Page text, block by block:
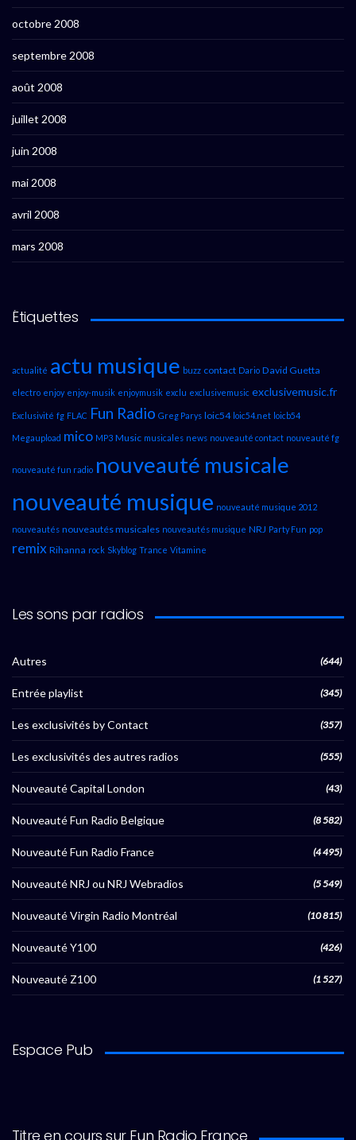
octobre 2008
septembre 2008
août 2008
juillet 2008
juin 2008
mai 2008
avril 2008
mars 2008
Étiquettes
actualité actu musique buzz contact Dario David Guetta
electro enjoy enjoy-musik enjoymusik exclu exclusivemusic exclusivemusic.fr
Exclusivité fg FLAC Fun Radio Greg Parys loic54 loic54.net loicb54
Megaupload mico MP3 Music musicales news nouveauté contact nouveauté fg
nouveauté fun radio nouveauté musicale
nouveauté musique nouveauté musique 2012
nouveautés nouveautés musicales nouveautés musique NRJ Party Fun pop
remix Rihanna rock Skyblog Trance Vitamine
Les sons par radios
Autres (644)
Entrée playlist (345)
Les exclusivités by Contact (357)
Les exclusivités des autres radios (555)
Nouveauté Capital London (43)
Nouveauté Fun Radio Belgique (8 582)
Nouveauté Fun Radio France (4 495)
Nouveauté NRJ ou NRJ Webradios (5 549)
Nouveauté Virgin Radio Montréal (10 815)
Nouveauté Y100 (426)
Nouveauté Z100 (1 527)
Espace Pub
Titre en cours sur Fun Radio France